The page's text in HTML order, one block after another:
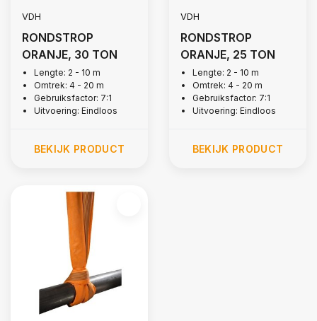
VDH
RONDSTROP
ORANJE, 30 TON
Lengte: 2 - 10 m
Omtrek: 4 - 20 m
Gebruiksfactor: 7:1
Uitvoering: Eindloos
BEKIJK PRODUCT
VDH
RONDSTROP
ORANJE, 25 TON
Lengte: 2 - 10 m
Omtrek: 4 - 20 m
Gebruiksfactor: 7:1
Uitvoering: Eindloos
BEKIJK PRODUCT